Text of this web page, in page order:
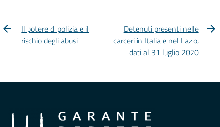
Il potere di polizia e il
rischio degli abusi
Detenuti presenti nelle
carceri in Italia e nel Lazio,
dati al 31 luglio 2020